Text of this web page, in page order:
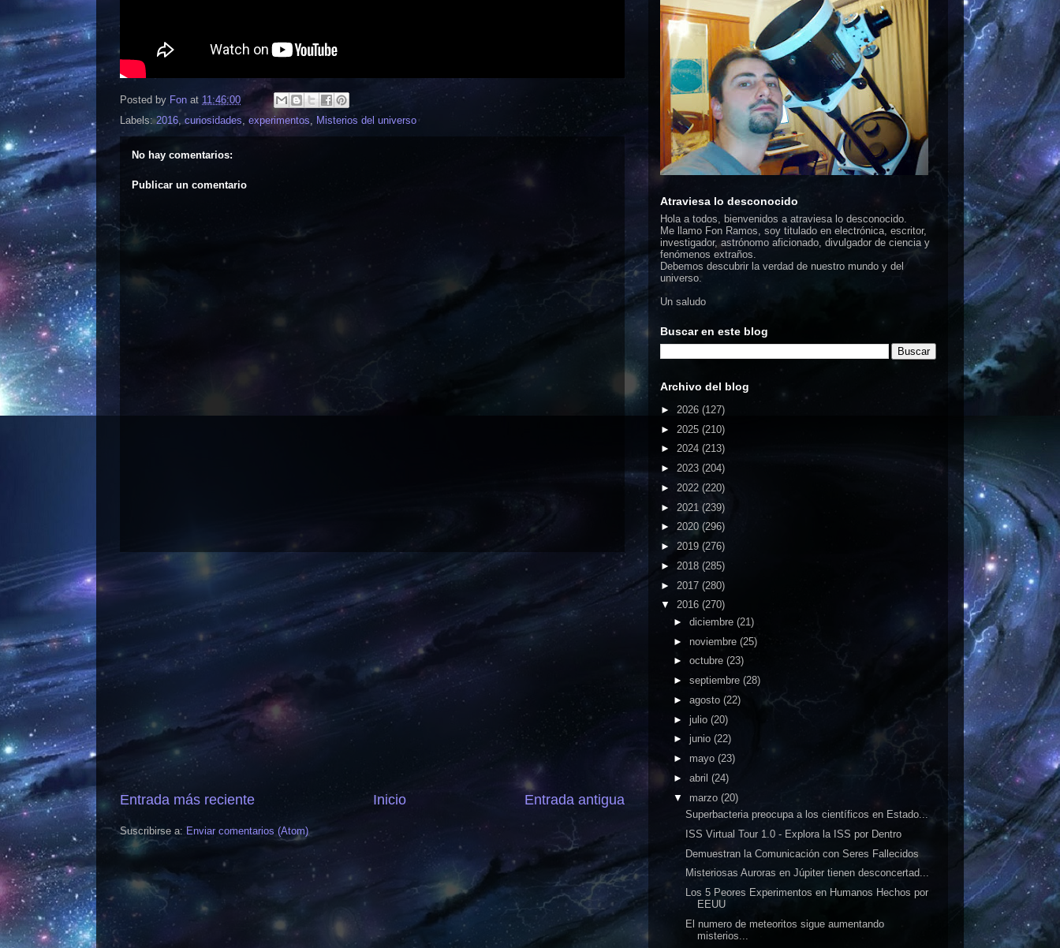
Posted by Fon at 11:46:00
Labels:2016, curiosidades, experimentos, Misterios del universo
No hay comentarios:
Publicar un comentario
Entrada más reciente Entrada antigua
Inicio
Suscribirse a: Enviar comentarios (Atom)
Atraviesa lo desconocido
Hola a todos, bienvenidos a atraviesa lo desconocido.
Me llamo Fon Ramos, soy titulado en electrónica, escritor,
investigador, astrónomo aficionado, divulgador de ciencia y
fenómenos extraños.
Debemos descubrir la verdad de nuestro mundo y del
universo.
Un saludo
Buscar en este blog
Archivo del blog
► 2026 (127)
► 2025 (210)
► 2024 (213)
► 2023 (204)
► 2022 (220)
► 2021 (239)
► 2020 (296)
► 2019 (276)
► 2018 (285)
► 2017 (280)
▼ 2016 (270)
► diciembre (21)
► noviembre (25)
► octubre (23)
► septiembre (28)
► agosto (22)
► julio (20)
► junio (22)
► mayo (23)
► abril (24)
▼ marzo (20)
Superbacteria preocupa a los científicos en Estado...
ISS Virtual Tour 1.0 - Explora la ISS por Dentro
Demuestran la Comunicación con Seres Fallecidos
Misteriosas Auroras en Júpiter tienen desconcertad...
Los 5 Peores Experimentos en Humanos Hechos por
EEUU
El numero de meteoritos sigue aumentando
misterios...